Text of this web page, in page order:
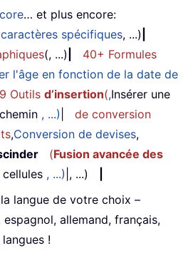
… et plus encore:
spécifiques, ...)
(, ...)
40+ Formules
l'âge en fonction de la date de
Outils d’insertion(,Insérer une
, ...)
de conversion
,Conversion de devises,
(Fusion avancée des
, ...) |, ...)
langue de votre choix –
allemand, français,
!